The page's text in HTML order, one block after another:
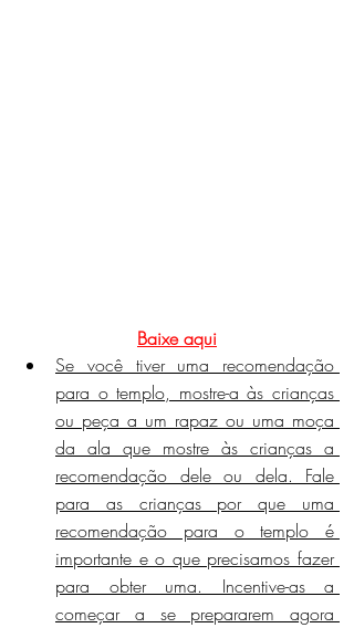
Baixe aqui
Se você tiver uma recomendação
para o templo, mostre-a às crianças
ou peça a um rapaz ou uma moça
da ala que mostre às crianças a
recomendação dele ou dela. Fale
para as crianças por que uma
recomendação para o templo é
importante e o que precisamos fazer
para obter uma. Incentive-as a
começar a se prepararem agora